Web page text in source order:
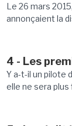
Le 26 mars
annonçaient la
4 - Les
Y a-t-il un pilote
elle ne sera